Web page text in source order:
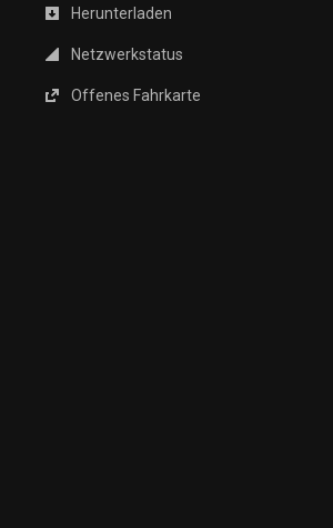
Herunterladen
Netzwerkstatus
Offenes Fahrkarte